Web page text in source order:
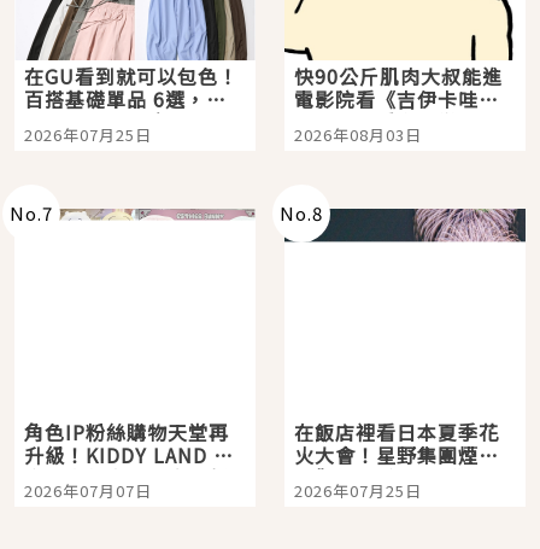
在GU看到就可以包色！
百搭基礎單品 6選，閉
眼全收也不心疼
2026年07月25日
快90公斤肌肉大叔能進
電影院看《吉伊卡哇》
嗎？日本重金屬樂團
「打首」會長與nagano
2026年08月03日
No.7
角色IP粉絲購物天堂再
升級！KIDDY LAND 原
宿店吉伊卡哇迎客，新
開幕 OMOKADO 店3分
2026年07月07日
No.8
在飯店裡看日本夏季花
火大會！星野集團煙火
景觀飯店6選，讓你不用
人擠人悠閒欣賞
2026年07月25日